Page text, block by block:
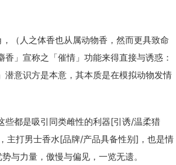
（人之体香也从属动物香，然而更具致命
」宣称之「催情」功能来得直接与诱惑：
意识方是本意，其本质是在模拟动物发情
些都是吸引同类雌性的利器[引诱/温柔猎
打男士香水[品牌/产品具备性别]，也是情
与力量，傲慢与偏见，一览无遗。